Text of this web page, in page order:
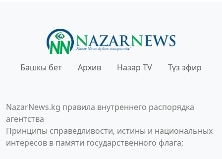
Башкы бет Архив Назар TV Түз эфир
NazarNews.kg правила внутреннего распорядка
агентства
Принципы справедливости, истины и национальных
интересов в памяти государственного флага;